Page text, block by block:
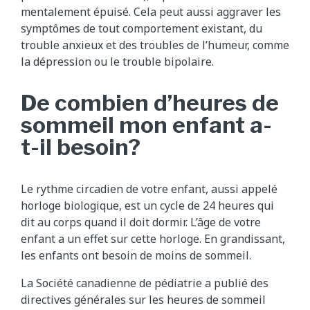
mentalement épuisé. Cela peut aussi aggraver les
symptômes de tout comportement existant, du
trouble anxieux et des troubles de l’humeur, comme
la dépression ou le trouble bipolaire.
De combien d’heures de
sommeil mon enfant a-
t-il besoin?
Le rythme circadien de votre enfant, aussi appelé
horloge biologique, est un cycle de 24 heures qui
dit au corps quand il doit dormir. L’âge de votre
enfant a un effet sur cette horloge. En grandissant,
les enfants ont besoin de moins de sommeil.
La Société canadienne de pédiatrie a publié des
directives générales sur les heures de sommeil